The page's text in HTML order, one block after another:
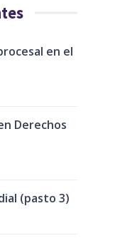
en el
Derechos
(pasto 3)